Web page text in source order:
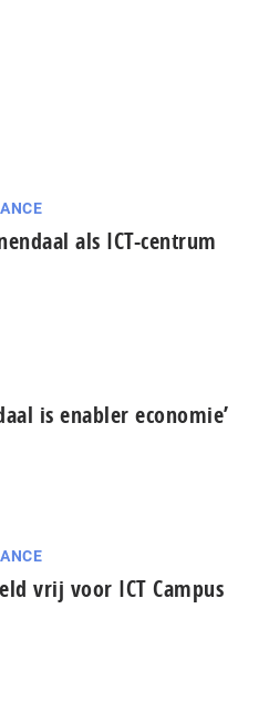
als ICT-centrum
is enabler economie’
vrij voor ICT Campus